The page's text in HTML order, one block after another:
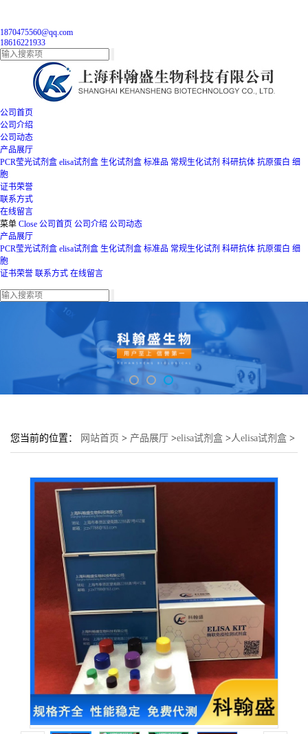
1870475560@qq.com
18616221933
公司首页
公司介绍
公司动态
产品展厅
PCR莹光试剂盒 elisa试剂盒 生化试剂盒 标准品 常规生化试剂 科研抗体 抗原蛋白 细
胞
证书荣誉
联系方式
在线留言
菜单 Close 公司首页 公司介绍 公司动态
产品展厅
PCR莹光试剂盒 elisa试剂盒 生化试剂盒 标准品 常规生化试剂 科研抗体 抗原蛋白 细
胞
证书荣誉 联系方式 在线留言
您当前的位置： 网站首页 > 产品展厅 >elisa试剂盒 >人elisa试剂盒 >